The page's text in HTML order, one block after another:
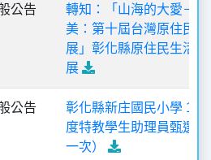
公告
轉知：「山海的大愛－
美：第十屆台灣原住民
展」彰化縣原住民生活
展
公告
彰化縣新庄國民小學 115
度特教學生助理員甄選
一次）